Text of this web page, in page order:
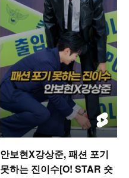
안보현X강상준, 패션 포기
못하는 진이수[O! STAR 숏